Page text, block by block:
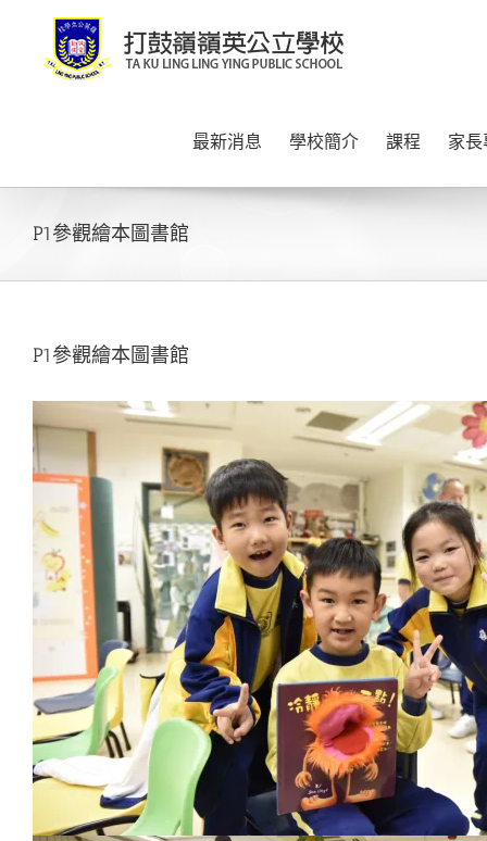
content
最新消息 學校簡介 課程 家
P1參觀繪本圖書館
P1參觀繪本圖書館